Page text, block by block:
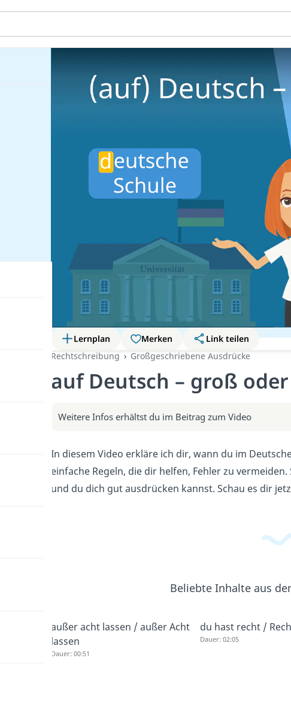
Lernplan Merken
Link teilen
Rechtschreibung
Großgeschriebene Ausdrücke
auf Deutsch – groß
Weitere Infos erhältst du im Beitrag zum Video
In diesem Video erkläre ich dir, wann du im
einfache Regeln, die dir helfen, Fehler zu
und du dich gut ausdrücken kannst. Schau es dir
Beliebte Inhalte aus
außer acht lassen / außer Acht
lassen
Dauer: 00:51
du hast recht /
Dauer: 02:05